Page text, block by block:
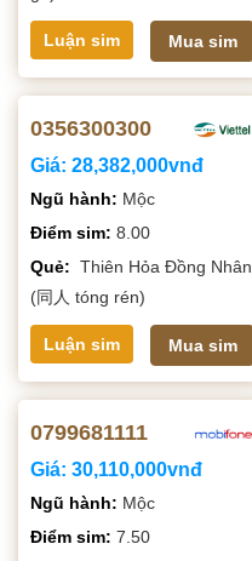
Luận sim Mua sim
0356300300
Giá: 28,382,000vnđ
Ngũ hành: Mộc
Điểm sim: 8.00
Quẻ: Thiên Hỏa Đồng Nhân
(同人 tóng rén)
Luận sim Mua sim
0799681111
Giá: 30,110,000vnđ
Ngũ hành: Mộc
Điểm sim: 7.50